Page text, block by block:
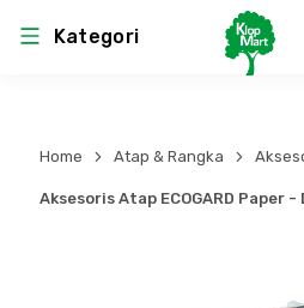
Kategori
Atap & Rangka
Produk Teknikal
Sistem
Home Atap & Rangka
Aksesoris Atap ECOGARD Paper